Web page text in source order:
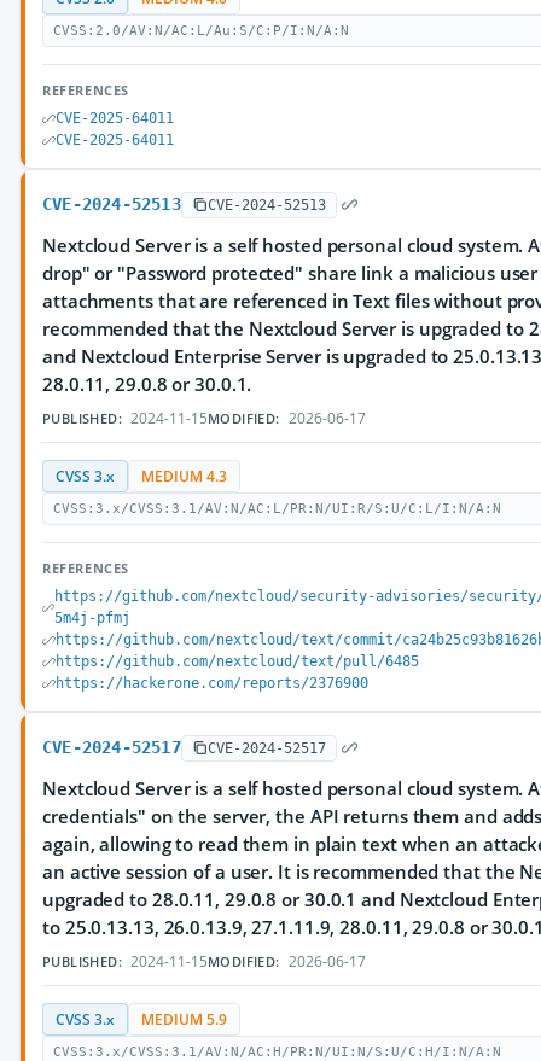
CVSS:2.0/AV:N/AC:L/Au:S/C:P/I:N/A:N
REFERENCES
CVE-2025-64011
CVE-2025-64011
CVE-2024-52513 CVE-2024-52513
Nextcloud Server is a self hosted personal cloud system.
drop" or "Password protected" share link a malicious
attachments that are referenced in Text files without
recommended that the Nextcloud Server is upgraded to
and Nextcloud Enterprise Server is upgraded to
28.0.11, 29.0.8 or 30.0.1.
PUBLISHED: 2024-11-15MODIFIED: 2026-06-17
CVSS 3.x MEDIUM 4.3
CVSS:3.x/CVSS:3.1/AV:N/AC:L/PR:N/UI:R/S:U/C:L/I:N/A:N
REFERENCES
https://github.com/nextcloud/security-advisories/security/
5m4j-pfmj
https://github.com/nextcloud/text/commit/
https://github.com/nextcloud/text/pull/6485
https://hackerone.com/reports/2376900
CVE-2024-52517 CVE-2024-52517
Nextcloud Server is a self hosted personal cloud system.
credentials" on the server, the API returns them and
again, allowing to read them in plain text when an
an active session of a user. It is recommended that the
upgraded to 28.0.11, 29.0.8 or 30.0.1 and Nextcloud
to 25.0.13.13, 26.0.13.9, 27.1.11.9, 28.0.11, 29.0.8 or
PUBLISHED: 2024-11-15MODIFIED: 2026-06-17
CVSS 3.x MEDIUM 5.9
CVSS:3.x/CVSS:3.1/AV:N/AC:H/PR:N/UI:N/S:U/C:H/I:N/A:N